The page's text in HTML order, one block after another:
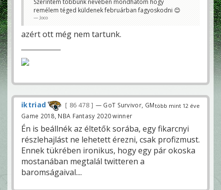
Szerintem többünk nevében mondhatom hogy
remélem téged küldenek februárban fagyoskodni 😊
Joco
azért ott még nem tartunk.
több mint 12 éve
iktriad 86 478
— GoT Survivor, GM
Game 2018, NBA Fantasy 2020 winner
Én is beállnék az éltetők sorába, egy fikarcnyi
részlehajlást ne lehetett érezni, csak profizmust.
Ennek tükrében ironikus, hogy egy pár okoska
mostanában megtalál twitteren a
baromságaival....